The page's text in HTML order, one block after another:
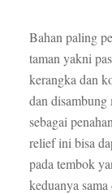
Bahan paling
taman yakni
kerangka dan
dan disambung
sebagai
relief ini bisa
pada tembok
keduanya